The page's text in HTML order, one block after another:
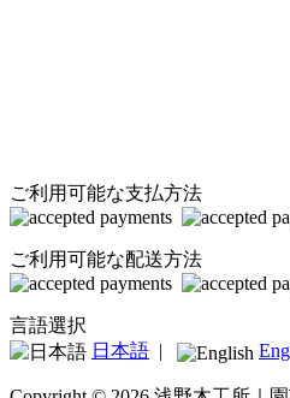
ご利用可能な支払方法
ご利用可能な配送方法
言語選択
日本語 |